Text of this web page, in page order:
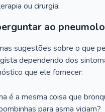
ou cirurgia.
ao
sugestões sobre o que
dependendo dos
que ele fornecer:
é a mesma coisa que
para asma viciam?